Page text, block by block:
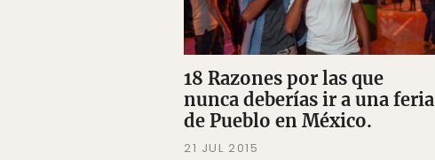
18 Razones por las que
nunca deberías ir a una feria
de Pueblo en México.
21 JUL 2015